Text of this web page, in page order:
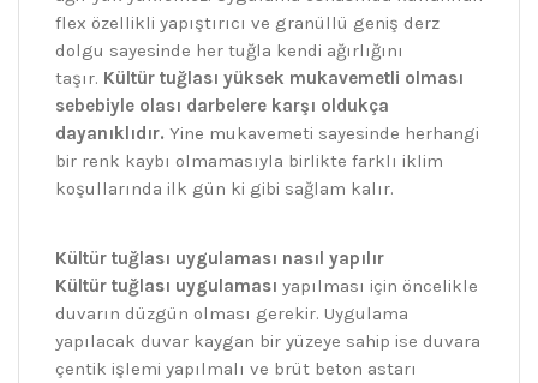
flex özellikli yapıştırıcı ve granüllü geniş derz
dolgu sayesinde her tuğla kendi ağırlığını
taşır. Kültür tuğlası yüksek mukavemetli olması
sebebiyle olası darbelere karşı oldukça
dayanıklıdır. Yine mukavemeti sayesinde herhangi
bir renk kaybı olmamasıyla birlikte farklı iklim
koşullarında ilk gün ki gibi sağlam kalır.
Kültür tuğlası uygulaması nasıl yapılır
Kültür tuğlası uygulaması yapılması için öncelikle
duvarın düzgün olması gerekir. Uygulama
yapılacak duvar kaygan bir yüzeye sahip ise duvara
çentik işlemi yapılmalı ve brüt beton astarı